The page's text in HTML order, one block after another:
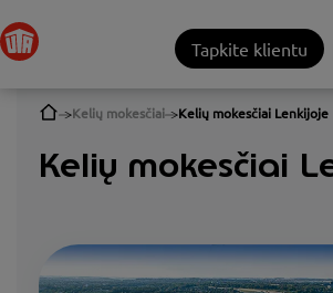
Tapkite klientu
Kelių mokesčiai Kelių mokesčiai Lenkijoje
Kelių mokesčiai